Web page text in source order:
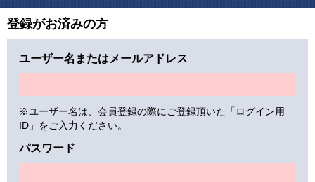
登録がお済みの方
ユーザー名またはメールアドレス
※ユーザー名は、会員登録の際にご登録頂いた「ログイン用
ID」をご入力ください。
パスワード